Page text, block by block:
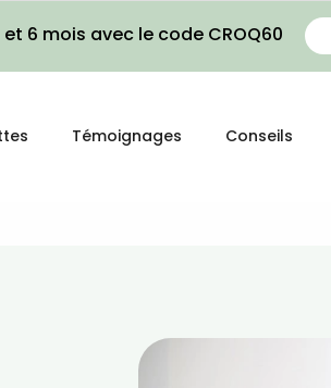
6 mois avec le code CROQ60
Témoignages Conseils